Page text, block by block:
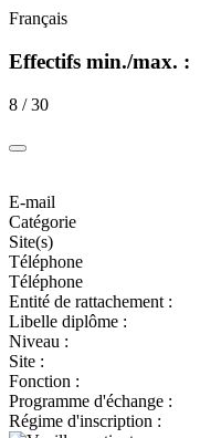
Français
Effectifs min./max. :
8 / 30
E-mail
Catégorie
Site(s)
Téléphone
Téléphone
Entité de rattachement :
Libelle diplôme :
Niveau :
Site :
Fonction :
Programme d'échange :
Régime d'inscription :